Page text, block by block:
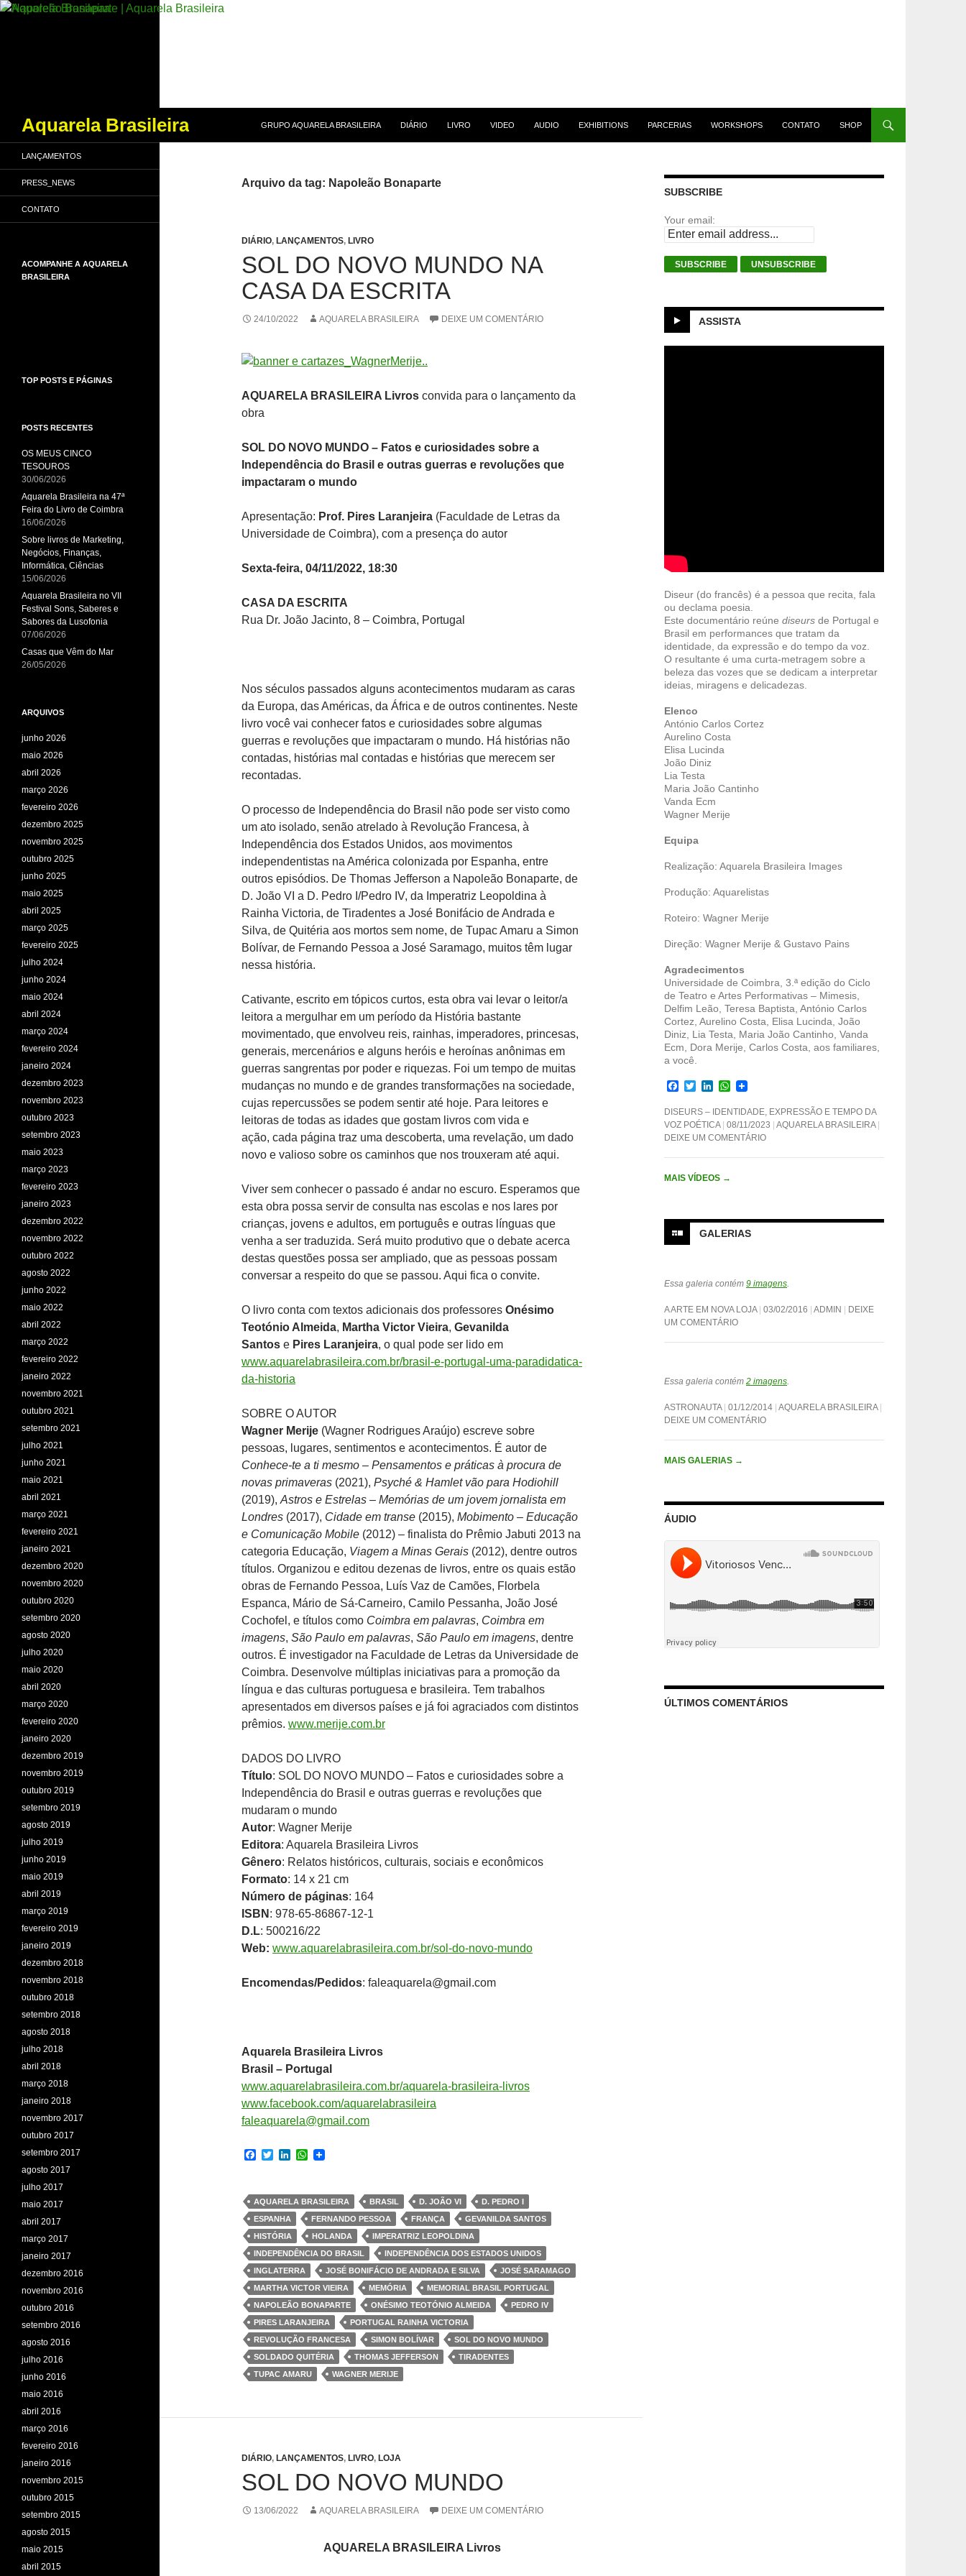
Aquarela Brasileira
GRUPO AQUARELA BRASILEIRA
DIÁRIO LIVRO VIDEO AUDIO EXHIBITIONS PARCERIAS WORKSHOPS CONTATO SHOP
Arquivo da tag: Napoleão Bonaparte
DIÁRIO, LANÇAMENTOS, LIVRO
SOL DO NOVO MUNDO NA
CASA DA ESCRITA
24/10/2022 AQUARELA BRASILEIRA DEIXE UM COMENTÁRIO
AQUARELA BRASILEIRA Livros convida para o lançamento da
obra
SOL DO NOVO MUNDO – Fatos e curiosidades sobre a
Independência do Brasil e outras guerras e revoluções que
impactaram o mundo
Apresentação: Prof. Pires Laranjeira (Faculdade de Letras da
Universidade de Coimbra), com a presença do autor
Sexta-feira, 04/11/2022, 18:30
CASA DA ESCRITA
Rua Dr. João Jacinto, 8 – Coimbra, Portugal
Nos séculos passados alguns acontecimentos mudaram as caras
da Europa, das Américas, da África e de outros continentes. Neste
livro você vai conhecer fatos e curiosidades sobre algumas
guerras e revoluções que impactaram o mundo. Há histórias não
contadas, histórias mal contadas e histórias que merecem ser
recontadas.
O processo de Independência do Brasil não pode ser visto como
um ato isolado, senão atrelado à Revolução Francesa, à
Independência dos Estados Unidos, aos movimentos
independentistas na América colonizada por Espanha, entre
outros episódios. De Thomas Jefferson a Napoleão Bonaparte, de
D. João VI a D. Pedro I/Pedro IV, da Imperatriz Leopoldina à
Rainha Victoria, de Tiradentes a José Bonifácio de Andrada e
Silva, de Quitéria aos mortos sem nome, de Tupac Amaru a Simon
Bolívar, de Fernando Pessoa a José Saramago, muitos têm lugar
nessa história.
Cativante, escrito em tópicos curtos, esta obra vai levar o leitor/a
leitora a mergulhar em um período da História bastante
movimentado, que envolveu reis, rainhas, imperadores, princesas,
generais, mercenários e alguns heróis e heroínas anônimas em
guerras sangrentas por poder e riquezas. Foi um tempo de muitas
mudanças no mundo e de grandes transformações na sociedade,
cujas repercussões se podem sentir até hoje. Para leitores e
leitoras de todas as idades que gostam livros com vida e
ação, cada página traz uma descoberta, uma revelação, um dado
novo e valioso sobre os caminhos que nos trouxeram até aqui.
Viver sem conhecer o passado é andar no escuro. Esperamos que
esta obra possa servir de consulta nas escolas e nos lares por
crianças, jovens e adultos, em português e outras línguas que
venha a ser traduzida. Será muito produtivo que o debate acerca
destas questões possa ser ampliado, que as pessoas possam
conversar a respeito do que se passou. Aqui fica o convite.
O livro conta com textos adicionais dos professores Onésimo
Teotónio Almeida, Martha Victor Vieira, Gevanilda
Santos e Pires Laranjeira, o qual pode ser lido em
www.aquarelabrasileira.com.br/brasil-e-portugal-uma-paradidatica-
da-historia
SOBRE O AUTOR
Wagner Merije (Wagner Rodrigues Araújo) escreve sobre
pessoas, lugares, sentimentos e acontecimentos. É autor de
Conhece-te a ti mesmo – Pensamentos e práticas à procura de
novas primaveras (2021), Psyché & Hamlet vão para Hodiohill
(2019), Astros e Estrelas – Memórias de um jovem jornalista em
Londres (2017), Cidade em transe (2015), Mobimento – Educação
e Comunicação Mobile (2012) – finalista do Prêmio Jabuti 2013 na
categoria Educação, Viagem a Minas Gerais (2012), dentre outros
títulos. Organizou e editou dezenas de livros, entre os quais estão
obras de Fernando Pessoa, Luís Vaz de Camões, Florbela
Espanca, Mário de Sá-Carneiro, Camilo Pessanha, João José
Cochofel, e títulos como Coimbra em palavras, Coimbra em
imagens, São Paulo em palavras, São Paulo em imagens, dentre
outros. É investigador na Faculdade de Letras da Universidade de
Coimbra. Desenvolve múltiplas iniciativas para a promoção da
língua e das culturas portuguesa e brasileira. Tem trabalhos
apresentados em diversos países e já foi agraciados com distintos
prêmios. www.merije.com.br
DADOS DO LIVRO
Título: SOL DO NOVO MUNDO – Fatos e curiosidades sobre a
Independência do Brasil e outras guerras e revoluções que
mudaram o mundo
Autor: Wagner Merije
Editora: Aquarela Brasileira Livros
Gênero: Relatos históricos, culturais, sociais e econômicos
Formato: 14 x 21 cm
Número de páginas: 164
ISBN : 978-65-86867-12-1
D.L: 500216/22
Web: www.aquarelabrasileira.com.br/sol-do-novo-mundo
Encomendas/Pedidos: faleaquarela@gmail.com
Aquarela Brasileira Livros
Brasil – Portugal
www.aquarelabrasileira.com.br/aquarela-brasileira-livros
www.facebook.com/aquarelabrasileira
faleaquarela@gmail.com
F
b
o
o
k
T
t
e
r
L
e
d
I
n
W
s
A
p
p
AQUARELA BRASILEIRA BRASIL D. JOÃO VI
D. PEDRO I
ESPANHA
FERNANDO PESSOA FRANÇA
GEVANILDA SANTOS
HISTÓRIA
HOLANDA
IMPERATRIZ LEOPOLDINA
INDEPENDÊNCIA DO BRASIL
INDEPENDÊNCIA DOS ESTADOS UNIDOS
INGLATERRA
JOSÉ BONIFÁCIO DE ANDRADA E SILVA
JOSÉ SARAMAGO
MARTHA VICTOR VIEIRA
MEMÓRIA
MEMORIAL BRASIL PORTUGAL
NAPOLEÃO BONAPARTE
ONÉSIMO TEOTÓNIO ALMEIDA
PEDRO IV
PIRES LARANJEIRA
PORTUGAL RAINHA VICTORIA
REVOLUÇÃO FRANCESA
SIMON BOLÍVAR
SOL DO NOVO MUNDO
SOLDADO QUITÉRIA
THOMAS JEFFERSON
TIRADENTES
TUPAC AMARU
WAGNER MERIJE
DIÁRIO, LANÇAMENTOS, LIVRO, LOJA
SOL DO NOVO MUNDO
13/06/2022 AQUARELA BRASILEIRA DEIXE UM COMENTÁRIO
AQUARELA BRASILEIRA Livros
SUBSCRIBE
Your email:
ASSISTA
Diseur (do francês) é a pessoa que recita, fala
ou declama poesia.
Este documentário reúne diseurs de Portugal e
Brasil em performances que tratam da
identidade, da expressão e do tempo da voz.
O resultante é uma curta-metragem sobre a
beleza das vozes que se dedicam a interpretar
ideias, miragens e delicadezas.
Elenco
António Carlos Cortez
Aurelino Costa
Elisa Lucinda
João Diniz
Lia Testa
Maria João Cantinho
Vanda Ecm
Wagner Merije
Equipa
Realização: Aquarela Brasileira Images
Produção: Aquarelistas
Roteiro: Wagner Merije
Direção: Wagner Merije & Gustavo Pains
Agradecimentos
Universidade de Coimbra, 3.ª edição do Ciclo
de Teatro e Artes Performativas – Mimesis,
Delfim Leão, Teresa Baptista, António Carlos
Cortez, Aurelino Costa, Elisa Lucinda, João
Diniz, Lia Testa, Maria João Cantinho, Vanda
Ecm, Dora Merije, Carlos Costa, aos familiares,
a você.
F
c
e
b
o
o
T
i
t
t
e
r
L
n
k
e
d
I
W
a
t
s
A
p
DISEURS – IDENTIDADE, EXPRESSÃO E TEMPO DA
VOZ POÉTICA
08/11/2023
AQUARELA BRASILEIRA
DEIXE UM COMENTÁRIO
MAIS VÍDEOS →
GALERIAS
Essa galeria contém 9 imagens
A ARTE EM NOVA LOJA 03/02/2016 ADMIN
DEIXE
UM COMENTÁRIO
Essa galeria contém 2 imagens
ASTRONAUTA 01/12/2014 AQUARELA BRASILEIRA
DEIXE UM COMENTÁRIO
MAIS GALERIAS →
ÁUDIO
ÚLTIMOS COMENTÁRIOS
LANÇAMENTOS
PRESS_NEWS
CONTATO
ACOMPANHE A AQUARELA
BRASILEIRA
TOP POSTS E PÁGINAS
POSTS RECENTES
OS MEUS CINCO
TESOUROS
30/06/2026
Aquarela Brasileira na 47ª
Feira do Livro de Coimbra
16/06/2026
Sobre livros de Marketing,
Negócios, Finanças,
Informática, Ciências
15/06/2026
Aquarela Brasileira no VII
Festival Sons, Saberes e
Sabores da Lusofonia
07/06/2026
Casas que Vêm do Mar
26/05/2026
ARQUIVOS
junho 2026
maio 2026
abril 2026
março 2026
fevereiro 2026
dezembro 2025
novembro 2025
outubro 2025
junho 2025
maio 2025
abril 2025
março 2025
fevereiro 2025
julho 2024
junho 2024
maio 2024
abril 2024
março 2024
fevereiro 2024
janeiro 2024
dezembro 2023
novembro 2023
outubro 2023
setembro 2023
maio 2023
março 2023
fevereiro 2023
janeiro 2023
dezembro 2022
novembro 2022
outubro 2022
agosto 2022
junho 2022
maio 2022
abril 2022
março 2022
fevereiro 2022
janeiro 2022
novembro 2021
outubro 2021
setembro 2021
julho 2021
junho 2021
maio 2021
abril 2021
março 2021
fevereiro 2021
janeiro 2021
dezembro 2020
novembro 2020
outubro 2020
setembro 2020
agosto 2020
julho 2020
maio 2020
abril 2020
março 2020
fevereiro 2020
janeiro 2020
dezembro 2019
novembro 2019
outubro 2019
setembro 2019
agosto 2019
julho 2019
junho 2019
maio 2019
abril 2019
março 2019
fevereiro 2019
janeiro 2019
dezembro 2018
novembro 2018
outubro 2018
setembro 2018
agosto 2018
julho 2018
abril 2018
março 2018
janeiro 2018
novembro 2017
outubro 2017
setembro 2017
agosto 2017
julho 2017
maio 2017
abril 2017
março 2017
janeiro 2017
dezembro 2016
novembro 2016
outubro 2016
setembro 2016
agosto 2016
julho 2016
junho 2016
maio 2016
abril 2016
março 2016
fevereiro 2016
janeiro 2016
novembro 2015
outubro 2015
setembro 2015
agosto 2015
maio 2015
abril 2015